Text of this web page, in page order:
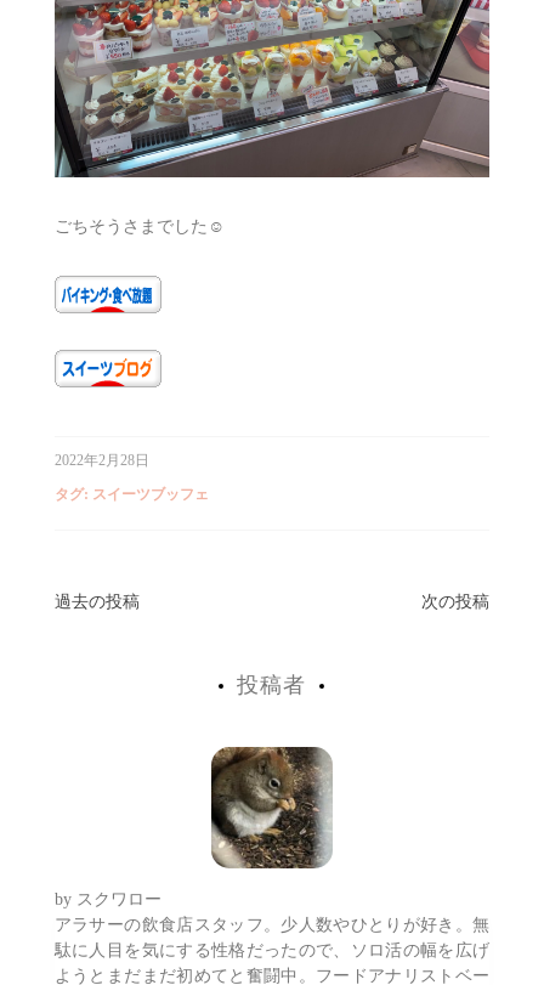
ごちそうさまでした☺︎
2022年2月28日
タグ: スイーツブッフェ
投
シ
ョ
過去の投稿 次の投稿
投稿者
by スクワロー
アラサーの飲食店スタッフ。少人数やひとりが好き。無
駄に人目を気にする性格だったので、ソロ活の幅を広げ
ようとまだまだ初めてと奮闘中。フードアナリストベー